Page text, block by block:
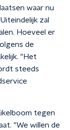
waar nu
zal
Hoeveel er
de
"Het
steeds
tegen
"We willen de